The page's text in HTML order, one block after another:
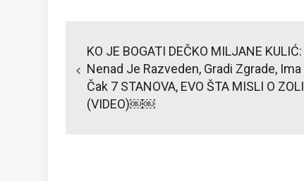
navigation
KO JE BOGATI DEČKO MILJANE KULIĆ:
Nenad Je Razveden, Gradi Zgrade, Ima
Čak 7 STANOVA, EVO ŠTA MISLI O ZOLI
(VIDEO)￼￼